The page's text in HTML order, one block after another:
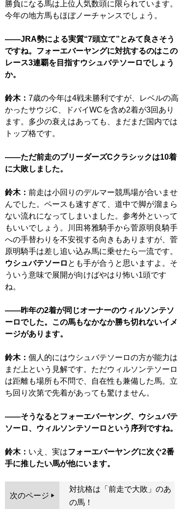
勝負になる馬は上位人気数頭に限られています。
今年の地方馬もほぼノーチャンスでしょう。
——JRA勢による実質“7頭立て”とみて良さそう
ですね。フォーエバーヤングに対抗するのはこの
レース3連覇を目指すウシュバテソーロでしょう
か。
鈴木： 7歳の今年は4戦未勝利ですが、レベルの高
かったサウジC、ドバイWCを含め2着が3回あり
ます。多少の衰えはあっても、まだまだ国内では
トップ格です。
——ただ前走のブリーダーズCクラシックは10着
に大敗しました。
鈴木： 前走は小回りのデルマー競馬場が合いませ
んでした。ペースも速すぎて、道中で脚が溜まら
ない流れになってしまいました。参考外といって
もいいでしょう。川田将雅騎手から菅原明良騎手
への手替わりを不安視する向きもありますが、菅
原明騎手は差し追い込み馬に乗せたら一流です。
ウシュバテソーロ とも手が合うと思いますよ。そ
ういう意味で展開が向けばやはり怖い1頭です
ね。
——昨年の2着が同じオーナーのウィルソンテソ
ーロでした。この馬もなかなか勝ち切れないイメ
ージがあります。
鈴木： 個人的にはウシュバテソーロの方が能力は
まだ上という見解です。ただウィルソンテソーロ
は距離も場所も不問で、自在性も兼備した馬。立
ち回り次第で先着があっても驚けません。
——そうなるとフォーエバーヤング、ウシュバテ
ソーロ、ウィルソンテソーロという序列ですね。
鈴木： いえ、実はフォーエバーヤングに次ぐ2番
手に推したい馬が他にいます。
次のページ
対抗格は「前走で大敗」のあ
の馬！